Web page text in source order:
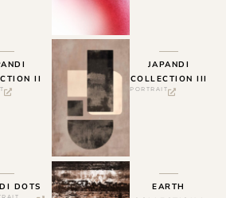
II
JAPANDI
COLLECTION III
PORTRAIT
DOTS
EARTH